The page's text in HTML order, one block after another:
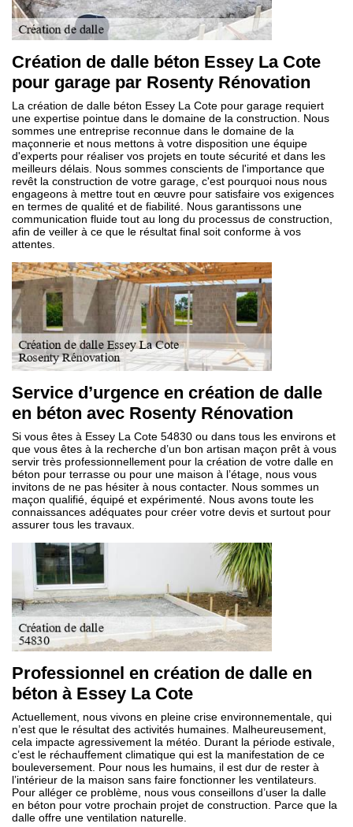
Création de dalle béton Essey La Cote
pour garage par Rosenty Rénovation
La création de dalle béton Essey La Cote pour garage requiert
une expertise pointue dans le domaine de la construction. Nous
sommes une entreprise reconnue dans le domaine de la
maçonnerie et nous mettons à votre disposition une équipe
d'experts pour réaliser vos projets en toute sécurité et dans les
meilleurs délais. Nous sommes conscients de l'importance que
revêt la construction de votre garage, c'est pourquoi nous nous
engageons à mettre tout en œuvre pour satisfaire vos exigences
en termes de qualité et de fiabilité. Nous garantissons une
communication fluide tout au long du processus de construction,
afin de veiller à ce que le résultat final soit conforme à vos
attentes.
Service d’urgence en création de dalle
en béton avec Rosenty Rénovation
Si vous êtes à Essey La Cote 54830 ou dans tous les environs et
que vous êtes à la recherche d’un bon artisan maçon prêt à vous
servir très professionnellement pour la création de votre dalle en
béton pour terrasse ou pour une maison à l’étage, nous vous
invitons de ne pas hésiter à nous contacter. Nous sommes un
maçon qualifié, équipé et expérimenté. Nous avons toute les
connaissances adéquates pour créer votre devis et surtout pour
assurer tous les travaux.
Professionnel en création de dalle en
béton à Essey La Cote
Actuellement, nous vivons en pleine crise environnementale, qui
n’est que le résultat des activités humaines. Malheureusement,
cela impacte agressivement la météo. Durant la période estivale,
c’est le réchauffement climatique qui est la manifestation de ce
bouleversement. Pour nous les humains, il est dur de rester à
l’intérieur de la maison sans faire fonctionner les ventilateurs.
Pour alléger ce problème, nous vous conseillons d’user la dalle
en béton pour votre prochain projet de construction. Parce que la
dalle offre une ventilation naturelle.